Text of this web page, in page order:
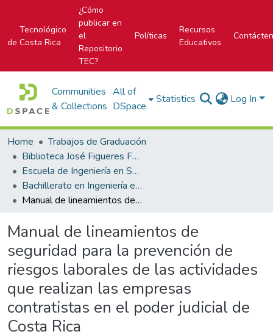
Tecnológico
de Costa Rica
¿Cómo
publicar en
el
Repositorio
TEC?
Políticas
Recursos
Educativos
Communities
& Collections
All of
DSpace
Statistics Log In
Home
Trabajos de Graduación
Biblioteca José Figueres Ferrer
Escuela de Ingeniería en Seguridad Laboral e Higiene Ambiental
Bachillerato en Ingeniería en Seguridad Laboral e Higiene Ambiental
Manual de lineamientos de seguridad para la prevención de riesgos laborales de las actividades que realizan las empresas contratistas en el poder judicial de Costa Rica
Manual de lineamientos de
seguridad para la prevención de
riesgos laborales de las actividades
que realizan las empresas
contratistas en el poder judicial de
Costa Rica